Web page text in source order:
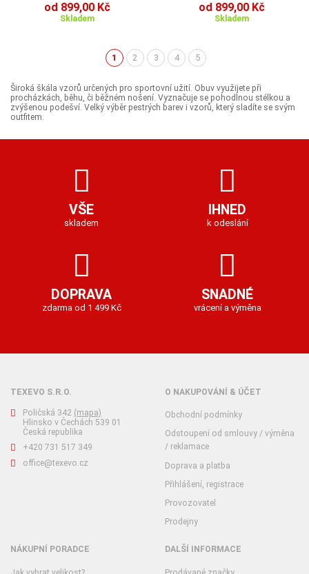
od 899,00 Kč
Skladem
od 899,00 Kč
Skladem
1(aktuální)
2 3 4 5
Široká škála vzorů určených pro sportovní užití. Obuv využijete při
procházkách, běhu, či běžném nošení. Vyznačuje se pohodlnou stélkou a
zvýšenou podešví. Velký výběr pestrých barev i vzorů, který sladíte se svým
outfitem.
VŠE
skladem
IHNED
k odeslání
DOPRAVA
zdarma od 1 499 Kč
SNADNÉ
vrácení a výměna
TEXEVO S.R.O.
Poličská 342 (mapa)
Hlinsko v Čechách 539 01
Česká republika
+420 731 517 349
office@texevo.cz
O NAKUPOVÁNÍ & ÚČET
Obchodní podmínky
Odstoupení od smlouvy / výměna
/ reklamace
Doprava a platba
Přihlášení, registrace
Provozovatel
Prodejny
NÁKUPNÍ PORADCE DALŠÍ INFORMACE